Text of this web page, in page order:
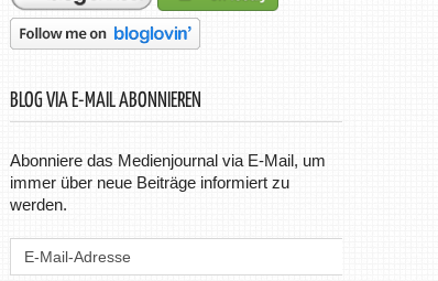
BLOG VIA E-MAIL ABONNIEREN
Abonniere das Medienjournal via E-Mail, um
immer über neue Beiträge informiert zu
werden.
E-